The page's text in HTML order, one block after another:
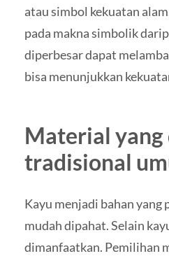
atau simbol kekuatan
pada makna simbolik
diperbesar dapat
bisa menunjukkan
Material yang
tradisional
Kayu menjadi bahan
mudah dipahat. Selain
dimanfaatkan. Pemilihan